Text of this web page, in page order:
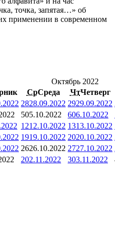
точка, запятая…» об
применении в современном
Октябрь 2022
СрСреда ЧтЧетверг
2828.09.2022 2929.09.2022
505.10.2022 606.10.2022
1212.10.2022 1313.10.2022
1919.10.2022 2020.10.2022
2626.10.2022 2727.10.2022
202.11.2022 303.11.2022